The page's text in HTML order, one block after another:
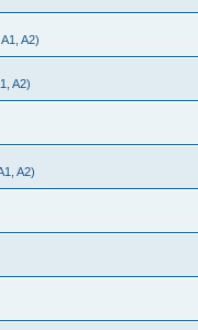
A2)
A2)
A2)